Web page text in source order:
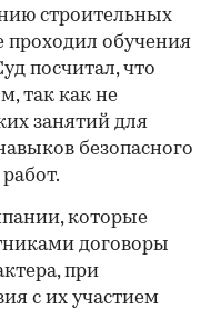
строительных
проходил обучения
посчитал, что
так как не
занятий для
безопасного
которые
договоры
при
с их участием